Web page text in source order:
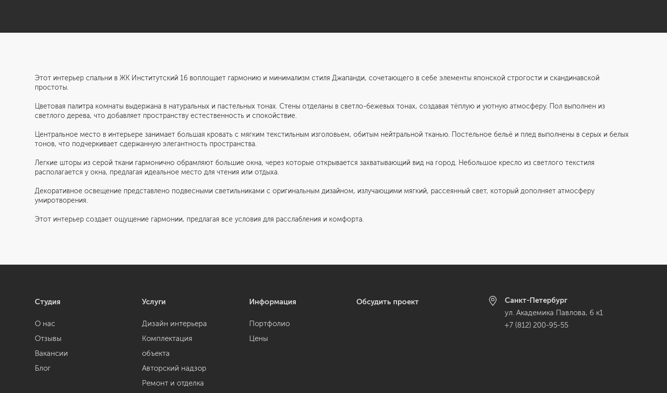
Этот интерьер спальни в ЖК Институтский 16 воплощает гармонию и минимализм стиля Джапанди, сочетающего в себе элементы японской строгости и скандинавской
простоты.
Цветовая палитра комнаты выдержана в натуральных и пастельных тонах. Стены отделаны в светло-бежевых тонах, создавая тёплую и уютную атмосферу. Пол выполнен из
светлого дерева, что добавляет пространству естественность и спокойствие.
Центральное место в интерьере занимает большая кровать с мягким текстильным изголовьем, обитым нейтральной тканью. Постельное бельё и плед выполнены в серых и белых
тонов, что подчеркивает сдержанную элегантность пространства.
Легкие шторы из серой ткани гармонично обрамляют большие окна, через которые открывается захватывающий вид на город. Небольшое кресло из светлого текстиля
располагается у окна, предлагая идеальное место для чтения или отдыха.
Декоративное освещение представлено подвесными светильниками с оригинальным дизайном, излучающими мягкий, рассеянный свет, который дополняет атмосферу
умиротворения.
Этот интерьер создает ощущение гармонии, предлагая все условия для расслабления и комфорта.
Студия
О нас
Отзывы
Вакансии
Блог
Услуги
Дизайн интерьера
Комплектация
объекта
Авторский надзор
Ремонт и отделка
Информация
Портфолио
Цены
Обсудить проект
Санкт-Петербург
ул. Академика Павлова, 6 к1
+7 (812) 200-95-55